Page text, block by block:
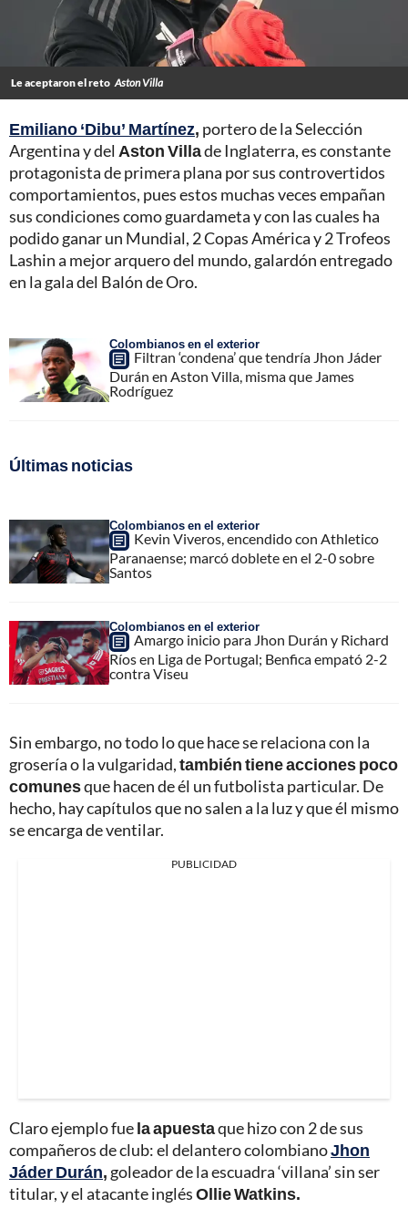
Le aceptaron el reto Aston Villa
Emiliano ‘Dibu’ Martínez, portero de la Selección
Argentina y del Aston Villade Inglaterra, es constante
protagonista de primera plana por sus controvertidos
comportamientos, pues estos muchas veces empañan
sus condiciones como guardameta y con las cuales ha
podido ganar un Mundial, 2 Copas América y 2 Trofeos
Lashin a mejor arquero del mundo, galardón entregado
en la gala del Balón de Oro.
Colombianos en el exterior
Filtran ‘condena’ que tendría Jhon Jáder
Durán en Aston Villa, misma que James
Rodríguez
Últimas noticias
Colombianos en el exterior
Kevin Viveros, encendido con Athletico
Paranaense; marcó doblete en el 2-0 sobre
Santos
Colombianos en el exterior
Amargo inicio para Jhon Durán y Richard
Ríos en Liga de Portugal; Benfica empató 2-2
contra Viseu
Sin embargo, no todo lo que hace se relaciona con la
grosería o la vulgaridad,también tiene acciones poco
comunesque hacen de él un futbolista particular. De
hecho, hay capítulos que no salen a la luz y que él mismo
se encarga de ventilar.
PUBLICIDAD
Claro ejemplo fuela apuestaque hizo con 2 de sus
compañeros de club: el delantero colombianoJhon
Jáder Durán, goleador de la escuadra ‘villana’ sin ser
titular, y el atacante inglésOllie Watkins.